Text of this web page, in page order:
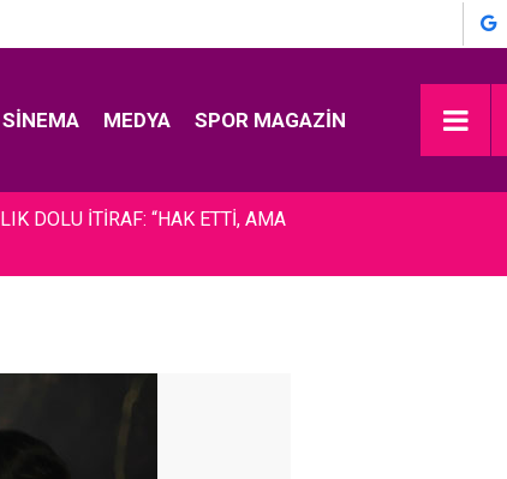
SINEMA MEDYA SPOR MAGAZIN
DOLU İTİRAF: “HAK ETTİ, AMA